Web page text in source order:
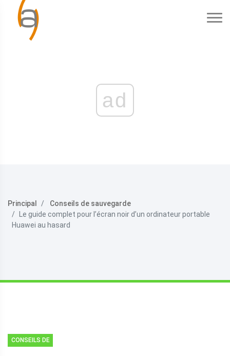
ad
Principal
Conseils de sauvegarde
Le guide complet pour l’écran noir d’un ordinateur portable
Huawei au hasard
CONSEILS DE